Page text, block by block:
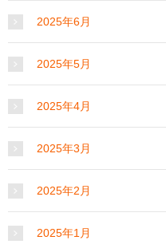
2025年6月
2025年5月
2025年4月
2025年3月
2025年2月
2025年1月